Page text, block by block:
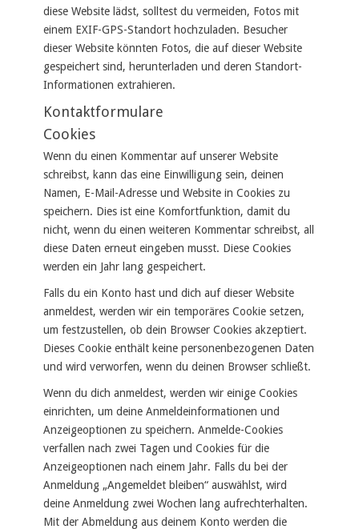
diese Website lädst, solltest du vermeiden, Fotos mit
einem EXIF-GPS-Standort hochzuladen. Besucher
dieser Website könnten Fotos, die auf dieser Website
gespeichert sind, herunterladen und deren Standort-
Informationen extrahieren.
Kontaktformulare
Cookies
Wenn du einen Kommentar auf unserer Website
schreibst, kann das eine Einwilligung sein, deinen
Namen, E-Mail-Adresse und Website in Cookies zu
speichern. Dies ist eine Komfortfunktion, damit du
nicht, wenn du einen weiteren Kommentar schreibst, all
diese Daten erneut eingeben musst. Diese Cookies
werden ein Jahr lang gespeichert.
Falls du ein Konto hast und dich auf dieser Website
anmeldest, werden wir ein temporäres Cookie setzen,
um festzustellen, ob dein Browser Cookies akzeptiert.
Dieses Cookie enthält keine personenbezogenen Daten
und wird verworfen, wenn du deinen Browser schließt.
Wenn du dich anmeldest, werden wir einige Cookies
einrichten, um deine Anmeldeinformationen und
Anzeigeoptionen zu speichern. Anmelde-Cookies
verfallen nach zwei Tagen und Cookies für die
Anzeigeoptionen nach einem Jahr. Falls du bei der
Anmeldung „Angemeldet bleiben“ auswählst, wird
deine Anmeldung zwei Wochen lang aufrechterhalten.
Mit der Abmeldung aus deinem Konto werden die